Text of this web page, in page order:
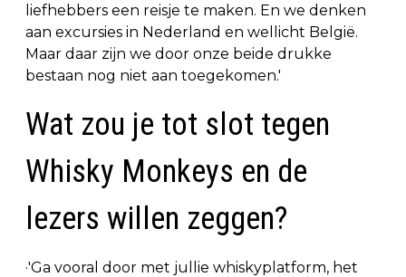
liefhebbers een reisje te maken. En we denken
aan excursies in Nederland en wellicht België.
Maar daar zijn we door onze beide drukke
bestaan nog niet aan toegekomen.'
Wat zou je tot slot tegen
Whisky Monkeys en de
lezers willen zeggen?
·'Ga vooral door met jullie whiskyplatform, het